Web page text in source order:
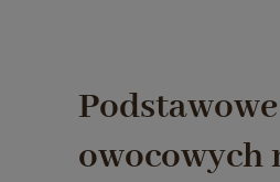
owocowych